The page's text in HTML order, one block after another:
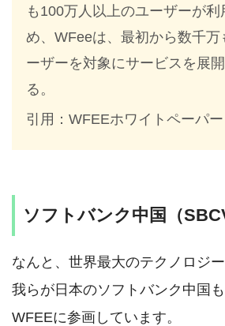
も100万人以上のユーザーが利
め、WFeeは、最初から数千万
ーザーを対象にサービスを展
る。
引用：WFEEホワイトペーパー
ソフトバンク中国（
なんと、世界最大のテクノロジー
我らが日本のソフトバンク中国
WFEEに参画しています。